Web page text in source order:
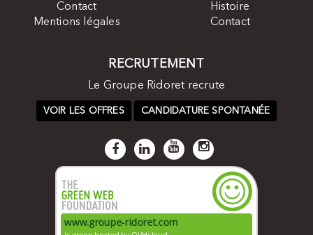
Contact
Mentions légales
Histoire
Contact
RECRUTEMENT
Le Groupe Ridoret recrute
VOIR LES OFFRES CANDIDATURE SPONTANÉE